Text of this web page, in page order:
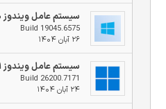
سیستم عامل ویندوز ۱۰
Build 19045.6575
۲۶ آبان ۱۴۰۴
سیستم عامل ویندوز ۱۱
Build 26200.7171
۲۴ آبان ۱۴۰۴